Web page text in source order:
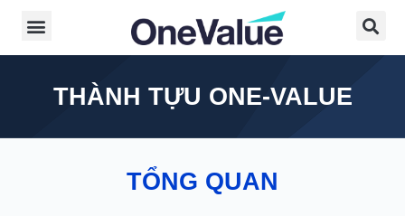
THÀNH TỰU ONE-VALUE
TỔNG QUAN